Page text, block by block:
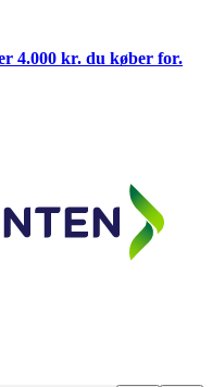
4.000 kr. du køber for.